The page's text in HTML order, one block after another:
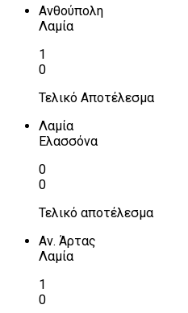
Ανθούπολη
Λαμία
1
0
Τελικό Αποτέλεσμα
Λαμία
Ελασσόνα
0
0
Τελικό αποτέλεσμα
Αν. Άρτας
Λαμία
1
0